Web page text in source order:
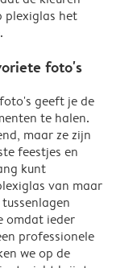
plexiglas het
foto's
geeft je de
te halen.
maar ze zijn
feestjes en
kunt
van maar
omdat ieder
professionele
we op de